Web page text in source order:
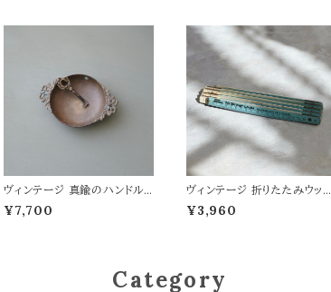
ヴィンテージ 真鍮のハンドル
付きボウル
¥7,700
ヴィンテージ 折りたたみウッド
スケール BL
¥3,960
Category